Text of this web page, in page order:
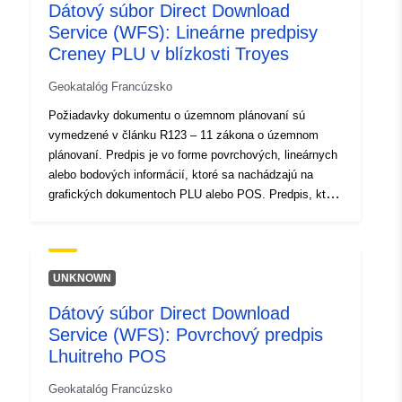
Typ:
Zdroj:
http://inspire.ec.europa.eu/
Dátový súbor Direct Download
Service (WFS): Lineárne predpisy
Creney PLU v blízkosti Troyes
Geokatalóg Francúzsko
Požiadavky dokumentu o územnom plánovaní sú
vymedzené v článku R123 – 11 zákona o územnom
plánovaní. Predpis je vo forme povrchových, lineárnych
alebo bodových informácií, ktoré sa nachádzajú na
grafických dokumentoch PLU alebo POS. Predpis, ktorý
oblasti.
UNKNOWN
Dátový súbor Direct Download
Service (WFS): Povrchový predpis
Lhuitreho POS
Geokatalóg Francúzsko